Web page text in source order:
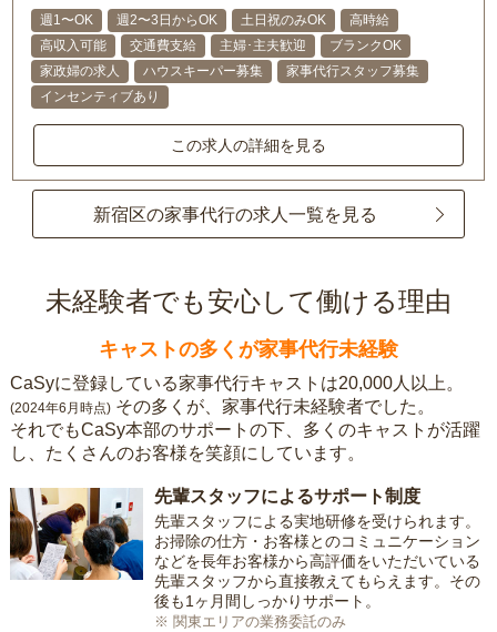
週1〜OK 週2〜3日からOK 土日祝のみOK
高時給
高収入可能
交通費支給 主婦･主夫歓迎
ブランクOK
家政婦の求人
ハウスキーパー募集
家事代行スタッフ募集
インセンティブあり
この求人の詳細を見る
新宿区の家事代行の求人一覧を見る
未経験者でも安心して働ける理由
キャストの多くが家事代行未経験
CaSyに登録している家事代行キャストは20,000人以上。
(2024年6月時点) その多くが、家事代行未経験者でした。
それでもCaSy本部のサポートの下、多くのキャストが活躍
し、たくさんのお客様を笑顔にしています。
先輩スタッフによるサポート制度
先輩スタッフによる実地研修を受けられます。
お掃除の仕方・お客様とのコミュニケーション
などを長年お客様から高評価をいただいている
先輩スタッフから直接教えてもらえます。その
後も1ヶ月間しっかりサポート。
※ 関東エリアの業務委託のみ